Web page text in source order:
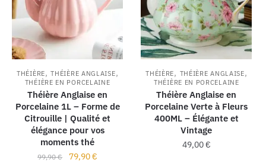
THÉIÈRE,THÉIÈRE ANGLAISE,
THÉIÈRE EN PORCELAINE
Théière Anglaise en
Porcelaine 1L – Forme de
Citrouille | Qualité et
élégance pour vos
moments thé
99,90€ 79,90€
THÉIÈRE, THÉIÈRE ANGLAISE,
THÉIÈRE EN PORCELAINE
Théière Anglaise en
Porcelaine Verte à Fleurs
400ML – Élégante et
Vintage
49,00€